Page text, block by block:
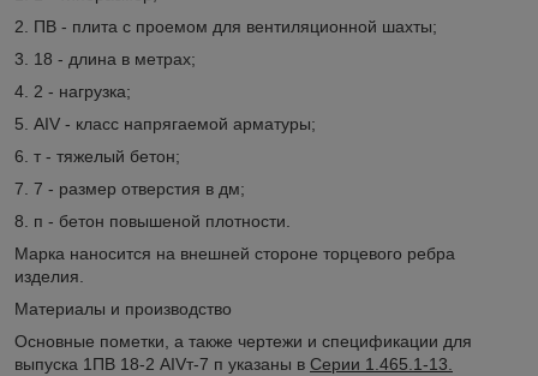
2. ПВ - плита с проемом для вентиляционной шахты;
3. 18 - длина в метрах;
4. 2 - нагрузка;
5. АIV - класс напрягаемой арматуры;
6. т - тяжелый бетон;
7. 7 - размер отверстия в дм;
8. п - бетон повышеной плотности.
Марка наносится на внешней стороне торцевого ребра
изделия.
Материалы и производство
Основные пометки, а также чертежи и спецификации для
выпуска 1ПВ 18-2 АIVт-7 п указаны в Серии 1.465.1-13.